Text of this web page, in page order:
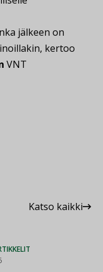
jälkeen on
kertoo
VNT
Katso kaikki